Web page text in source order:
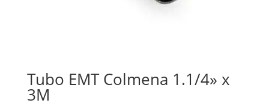
Tubo EMT Colmena 1.1/4» x
3M